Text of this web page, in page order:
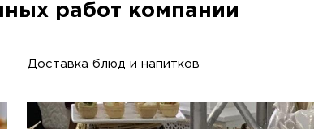
работ компании
Доставка блюд и напитков